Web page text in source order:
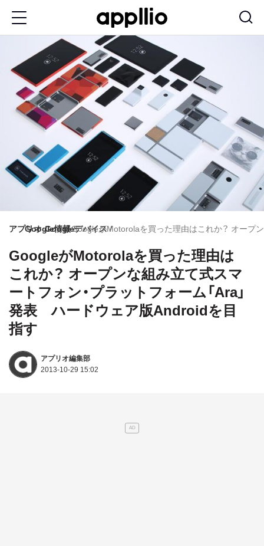
アプリオGoogle情報
Googleデバイス
GoogleがMotorolaを買った理由はこれか？ オープ
GoogleがMotorolaを買った理由は
これか？ オープンな組み立て式スマ
ートフォン・プラットフォーム「Ara」
発表 ハードウェア版Androidを目
指す
アプリオ編集部
2013-10-29 15:02